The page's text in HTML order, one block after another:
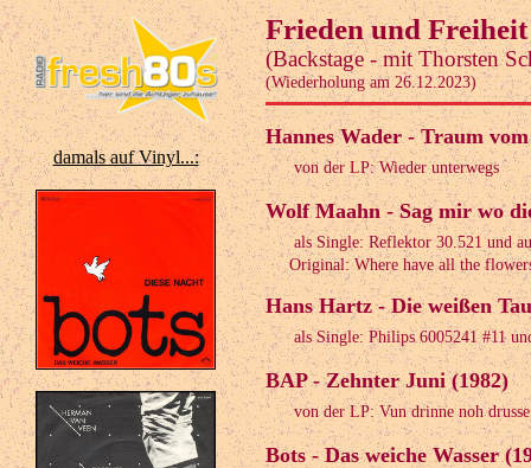
damals auf Vinyl...:
Frieden und Freiheit
(Backstage - mit Thorsten
(Wiederholung am 26.12.2023)
Hannes Wader - Traum
von der LP: Wieder unterwegs
Wolf Maahn - Sag mir wo
als Single: Reflektor 30.521 und
Original: Where have all the flowers
Hans Hartz - Die weißen
als Single: Philips 6005241 #11
BAP - Zehnter Juni (1982)
von der LP: Vun drinne noh drusse
Bots - Das weiche Wasser